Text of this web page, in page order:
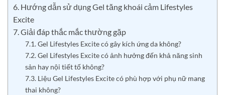
6. Hướng dẫn sử dụng Gel tăng khoái cảm Lifestyles
Excite
7. Giải đáp thắc mắc thường gặp
7.1. Gel Lifestyles Excite có gây kích ứng da không?
7.2. Gel Lifestyles Excite có ảnh hưởng đến khả năng sinh
sản hay nội tiết tố không?
7.3. Liệu Gel Lifestyles Excite có phù hợp với phụ nữ mang
thai không?